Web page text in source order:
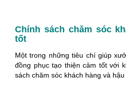
Chính sách chăm sóc
tốt
Một trong những tiêu chí giúp
đồng phục tạo thiện cảm tốt với
sách chăm sóc khách hàng và hậu